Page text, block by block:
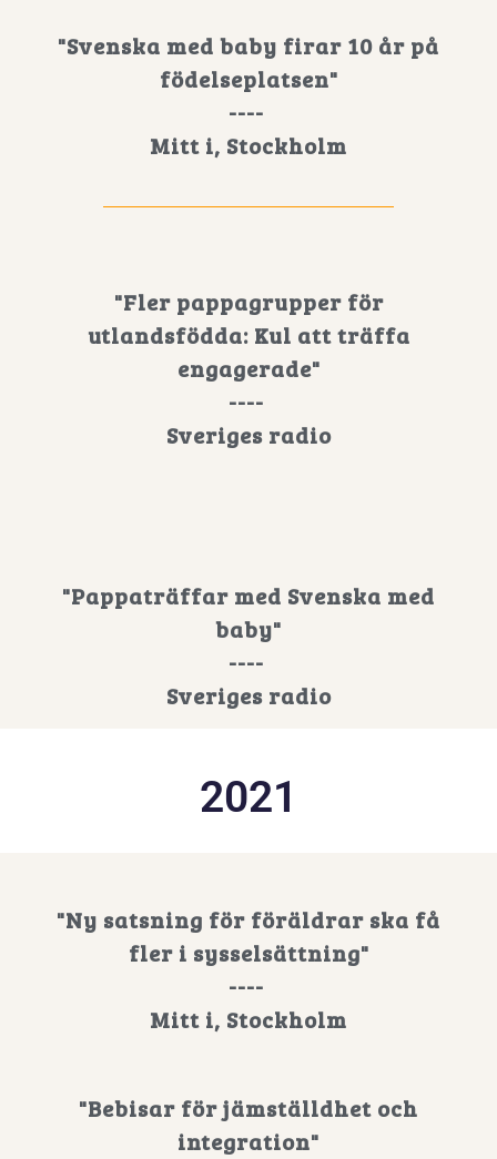
"Svenska med baby firar 10 år på
födelseplatsen"
----
Mitt i, Stockholm
"Fler pappagrupper för
utlandsfödda: Kul att träffa
engagerade"
----
Sveriges radio
"Pappaträffar med Svenska med
baby"
----
Sveriges radio
2021
"Ny satsning för föräldrar ska få
fler i sysselsättning"
----
Mitt i, Stockholm
"Bebisar för jämställdhet och
integration"